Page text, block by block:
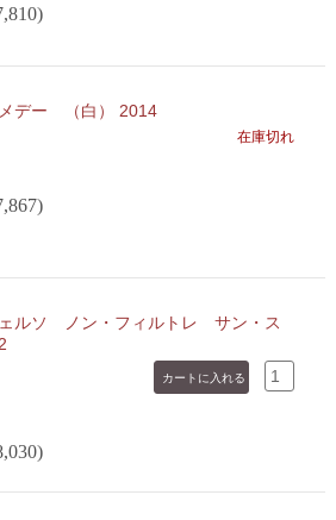
デー （白） 2014
在庫切れ
ルソ ノン・フィルトレ サン・ス